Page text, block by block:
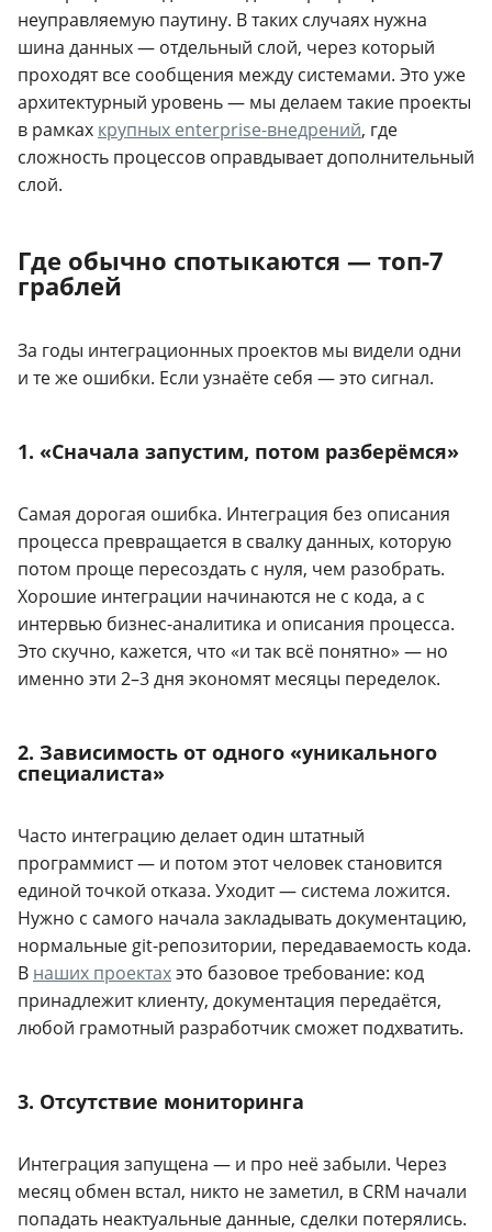
неуправляемую паутину. В таких случаях нужна
шина данных — отдельный слой, через который
проходят все сообщения между системами. Это уже
архитектурный уровень — мы делаем такие проекты
в рамках крупных enterprise-внедрений, где
сложность процессов оправдывает дополнительный
слой.
Где обычно спотыкаются — топ-7
граблей
За годы интеграционных проектов мы видели одни
и те же ошибки. Если узнаёте себя — это сигнал.
1. «Сначала запустим, потом разберёмся»
Самая дорогая ошибка. Интеграция без описания
процесса превращается в свалку данных, которую
потом проще пересоздать с нуля, чем разобрать.
Хорошие интеграции начинаются не с кода, а с
интервью бизнес-аналитика и описания процесса.
Это скучно, кажется, что «и так всё понятно» — но
именно эти 2–3 дня экономят месяцы переделок.
2. Зависимость от одного «уникального
специалиста»
Часто интеграцию делает один штатный
программист — и потом этот человек становится
единой точкой отказа. Уходит — система ложится.
Нужно с самого начала закладывать документацию,
нормальные git-репозитории, передаваемость кода.
В наших проектахэто базовое требование: код
принадлежит клиенту, документация передаётся,
любой грамотный разработчик сможет подхватить.
3. Отсутствие мониторинга
Интеграция запущена — и про неё забыли. Через
месяц обмен встал, никто не заметил, в CRM начали
попадать неактуальные данные, сделки потерялись.